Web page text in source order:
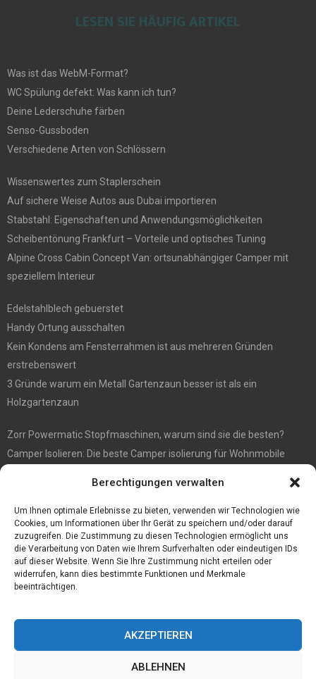
Berechtigungen verwalten
Um Ihnen optimale Erlebnisse zu bieten, verwenden wir Technologien wie
Cookies, um Informationen über Ihr Gerät zu speichern und/oder darauf
zuzugreifen. Die Zustimmung zu diesen Technologien ermöglicht uns
die Verarbeitung von Daten wie Ihrem Surfverhalten oder eindeutigen IDs
auf dieser Website. Wenn Sie Ihre Zustimmung nicht erteilen oder
widerrufen, kann dies bestimmte Funktionen und Merkmale
beeinträchtigen.
AKZEPTIEREN
ABLEHNEN
LESEN SIE HÄUFIG ARTIKEL
Was ist das WebM-Format?
WC Spülung defekt: Was kann ich tun?
Deine Lederschuhe färben
Senso-Gussboden
Verschiedene Arten von Schlössern
Wissenswertes zum Staplerschein
Auf sichere Weise Autos aus Dubai importieren
Stabstahl: Eigenschaften und Anwendungsmöglichkeiten
Scheibentönung Frankfurt – Vorteile und optisches Tuning
Alpine Cross Cabin Concept Van: ortsunabhängiger Camper mit
speziellem Interieur
Edelstahlblech gebuerstet
Handy Ortung ausschalten
Kein Kondens am Fensterrahmen ist aus mehreren Gründen
erstrebenswert
3 Gründe warum ein Metall Gartenzaun besser ist als ein
Holzgartenzaun
Zorr Powermatic Stopfmaschinen, warum sind sie die besten?
Camper Isolieren: Die beste Camper isolierung für Wohnmobile
Immobilienmakler Gökay Gündüz
Masterarbeit auf Englisch: Anleitung zum Verfassen